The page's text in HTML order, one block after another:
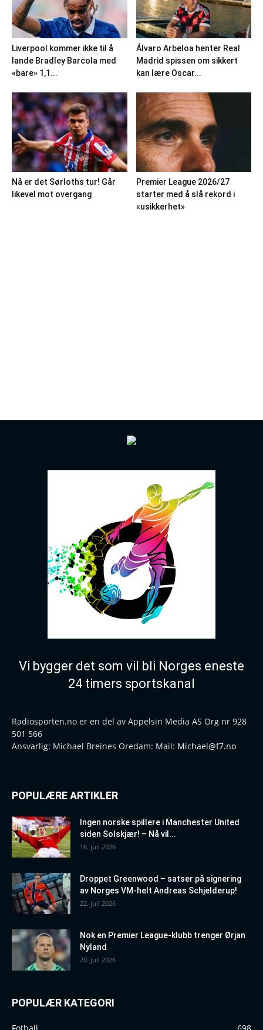
Liverpool kommer ikke til å
lande Bradley Barcola med
«bare» 1,1...
Álvaro Arbeloa henter Real
Madrid spissen om sikkert
kan lære Oscar...
Nå er det Sørloths tur! Går
likevel mot overgang
Premier League 2026/27
starter med å slå rekord i
«usikkerhet»
Vi bygger det som vil bli Norges eneste
24 timers sportskanal
Radiosporten.no er en del av Appelsin Media AS Org nr 928
501 566
Ansvarlig: Michael Breines Oredam: Mail: Michael@f7.no
POPULÆRE ARTIKLER
Ingen norske spillere i Manchester United
siden Solskjær! – Nå vil...
16. juli 2026
Droppet Greenwood – satser på signering
av Norges VM-helt Andreas Schjelderup!
22. juli 2026
Nok en Premier League-klubb trenger Ørjan
Nyland
20. juli 2026
POPULÆR KATEGORI